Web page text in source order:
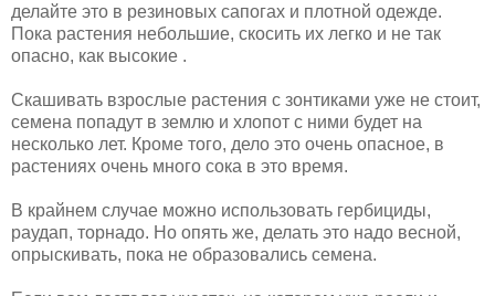
делайте это в резиновых сапогах и плотной одежде.
Пока растения небольшие, скосить их легко и не так
опасно, как высокие .
Скашивать взрослые растения с зонтиками уже не стоит,
семена попадут в землю и хлопот с ними будет на
несколько лет. Кроме того, дело это очень опасное, в
растениях очень много сока в это время.
В крайнем случае можно использовать гербициды,
раудап, торнадо. Но опять же, делать это надо весной,
опрыскивать, пока не образовались семена.